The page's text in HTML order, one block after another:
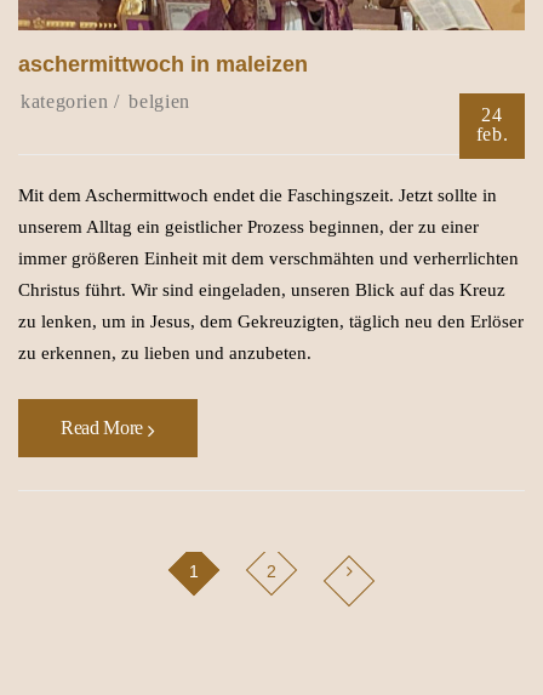
aschermittwoch in maleizen
belgien
24
feb.
Mit dem Aschermittwoch endet die Faschingszeit. Jetzt sollte in
unserem Alltag ein geistlicher Prozess beginnen, der zu einer
immer größeren Einheit mit dem verschmähten und verherrlichten
Christus führt. Wir sind eingeladen, unseren Blick auf das Kreuz
zu lenken, um in Jesus, dem Gekreuzigten, täglich neu den Erlöser
zu erkennen, zu lieben und anzubeten.
Read More
1 2